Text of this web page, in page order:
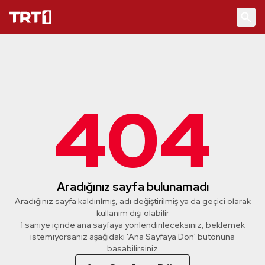
404
Aradığınız sayfa bulunamadı
Aradığınız sayfa kaldırılmış, adı değiştirilmiş ya da geçici olarak
kullanım dışı olabilir
0 saniye içinde ana sayfaya yönlendirileceksiniz, beklemek
istemiyorsanız aşağıdaki 'Ana Sayfaya Dön' butonuna
basabilirsiniz